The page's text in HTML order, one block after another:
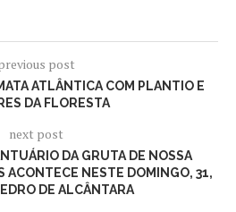
post
ATLÂNTICA COM PLANTIO E
DA FLORESTA
next post
DA GRUTA DE NOSSA
ACONTECE NESTE DOMINGO, 31,
DE ALCÂNTARA